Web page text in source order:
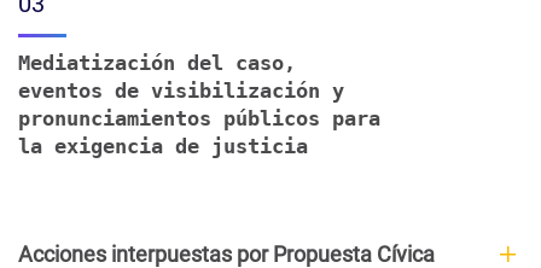
Mediatización del caso,
eventos de visibilización y
pronunciamientos públicos para
la exigencia de justicia
Acciones interpuestas por Propuesta Cívica